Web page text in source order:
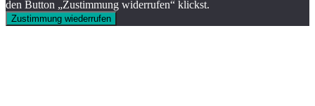
den Button „Zustimmung widerrufen“ klickst.
Zustimmung wiederrufen